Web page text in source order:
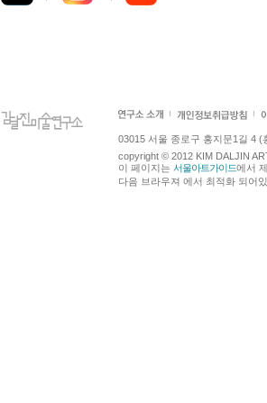
03015 서울 종로구 홍지문1길 4 (
copyright © 2012 KIM DALJIN
이 페이지는 서울아트가이드에서
다음 브라우져 에서 최적화 되어